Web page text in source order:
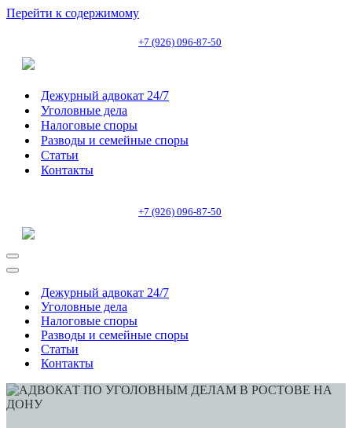
Перейти к содержимому
+7 (926) 096-87-50
Дежурный адвокат 24/7
Уголовные дела
Налоговые споры
Разводы и семейные споры
Статьи
Контакты
+7 (926) 096-87-50
Меню
навигации
Меню
навигацииДежурный адвокат 24/7
Уголовные дела
Налоговые споры
Разводы и семейные споры
Статьи
Контакты